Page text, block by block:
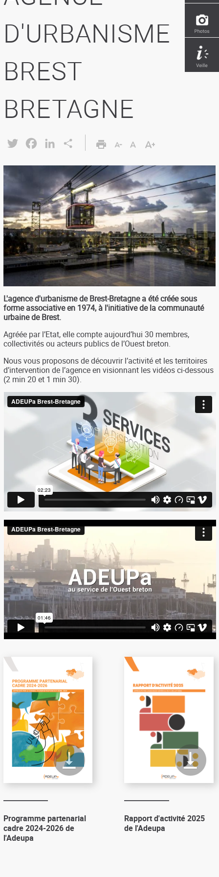
D'URBANISME
BREST
BRETAGNE
Twitter FacebookLinkedIn
L'agence d'urbanisme de Brest-Bretagne a été créée sous
forme associative en 1974, à l'initiative de la communauté
urbaine de Brest.
Agréée par l’Etat, elle compte aujourd’hui 30 membres,
collectivités ou acteurs publics de l’Ouest breton.
Nous vous proposons de découvrir l’activité et les territoires
d’intervention de l’agence en visionnant les vidéos ci-dessous
(2 min 20 et 1 min 30).
Programme partenarial
cadre 2024-2026 de
l'Adeupa
Rapport d'activité 2025
de l'Adeupa